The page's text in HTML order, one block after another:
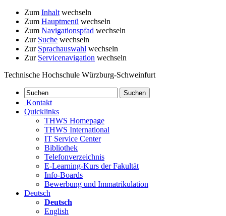
Zum Inhalt wechseln
Zum Hauptmenü wechseln
Zum Navigationspfad wechseln
Zur Suche wechseln
Zur Sprachauswahl wechseln
Zur Servicenavigation wechseln
Technische Hochschule Würzburg-Schweinfurt
Kontakt
Quicklinks
THWS Homepage
THWS International
IT Service Center
Bibliothek
Telefonverzeichnis
E-Learning-Kurs der Fakultät
Info-Boards
Bewerbung und Immatrikulation
Deutsch
Deutsch
English